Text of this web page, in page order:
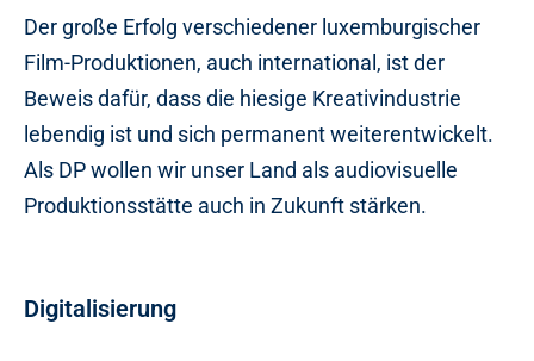
Der große Erfolg verschiedener luxemburgischer
Film-Produktionen, auch international, ist der
Beweis dafür, dass die hiesige Kreativindustrie
lebendig ist und sich permanent weiterentwickelt.
Als DP wollen wir unser Land als audiovisuelle
Produktionsstätte auch in Zukunft stärken.
Digitalisierung